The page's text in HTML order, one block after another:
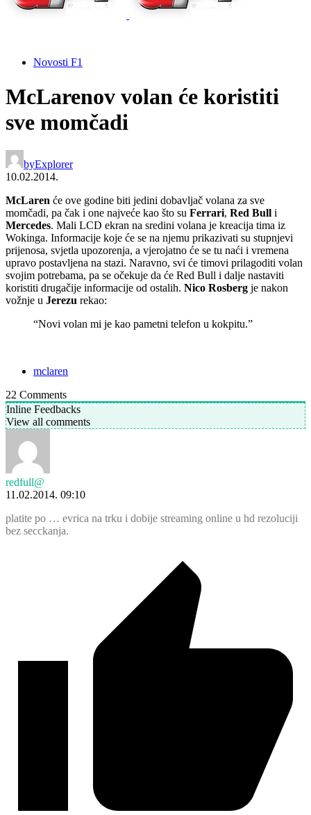
Novosti F1
McLarenov volan će koristiti
sve momčadi
byExplorer
10.02.2014.
McLaren će ove godine biti jedini dobavljač volana za sve
momčadi, pa čak i one najveće kao što su Ferrari, Red Bull i
Mercedes. Mali LCD ekran na sredini volana je kreacija tima iz
Wokinga. Informacije koje će se na njemu prikazivati su stupnjevi
prijenosa, svjetla upozorenja, a vjerojatno će se tu naći i vremena
upravo postavljena na stazi. Naravno, svi će timovi prilagoditi volan
svojim potrebama, pa se očekuje da će Red Bull i dalje nastaviti
koristiti drugačije informacije od ostalih. Nico Rosberg je nakon
vožnje u Jerezu rekao:
“Novi volan mi je kao pametni telefon u kokpitu.”
mclaren
22 Comments
Inline Feedbacks
View all comments
redfull@
11.02.2014. 09:10
platite po … evrica na trku i dobije streaming online u hd rezoluciji
bez secckanja.